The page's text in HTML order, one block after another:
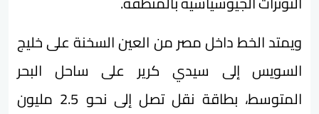
ويمتد الخط داخل مصر من العين السخنة على خليج
السويس إلى سيدي كرير على ساحل البحر
المتوسط، بطاقة نقل تصل إلى نحو 2.5 مليون